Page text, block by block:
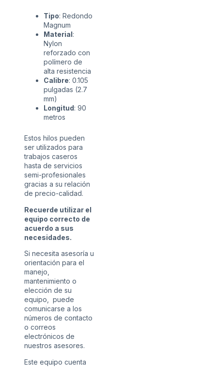
Tipo: Redondo
Magnum
Material:
Nylon
reforzado con
polímero de
alta resistencia
Calibre: 0.105
pulgadas (2.7
mm)
Longitud: 90
metros
Estos hilos pueden
ser utilizados para
trabajos caseros
hasta de servicios
semi-profesionales
gracias a su relación
de precio-calidad.
Recuerde utilizar el
equipo correcto de
acuerdo a sus
necesidades.
Si necesita asesoría u
orientación para el
manejo,
mantenimiento o
elección de su
equipo, puede
comunicarse a los
números de contacto
o correos
electrónicos de
nuestros asesores.
Este equipo cuenta